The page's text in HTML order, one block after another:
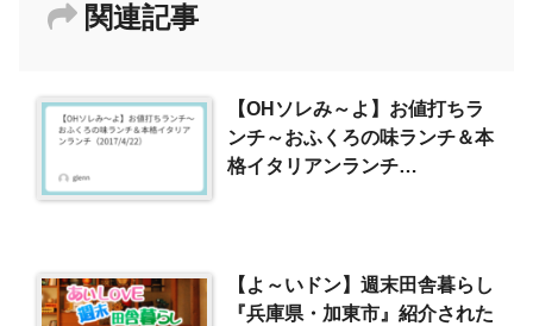
関連記事
【OHソレみ～よ】お値打ちラ
ンチ～おふくろの味ランチ＆本
格イタリアンランチ
【よ～いドン】週末田舎暮らし
『兵庫県・加東市』紹介された